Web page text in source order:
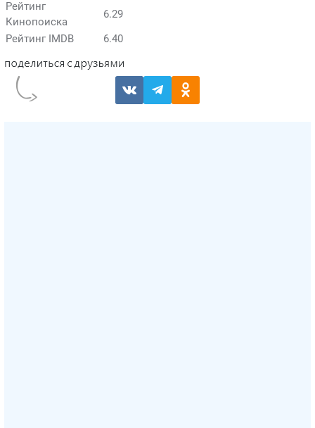
Рейтинг
Кинопоиска
6.29
Рейтинг IMDB
6.40